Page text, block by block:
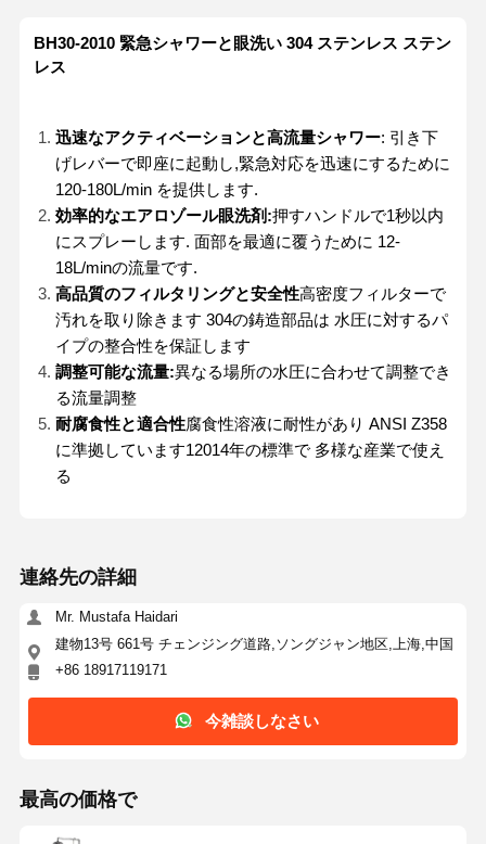
BH30-2010 緊急シャワーと眼洗い 304 ステンレス ステン
レス
迅速なアクティベーションと高流量シャワー: 引き下
げレバーで即座に起動し,緊急対応を迅速にするために
120-180L/min を提供します.
効率的なエアロゾール眼洗剤:押すハンドルで1秒以内
にスプレーします. 面部を最適に覆うために 12-
18L/minの流量です.
高品質のフィルタリングと安全性高密度フィルターで
汚れを取り除きます 304の鋳造部品は 水圧に対するパ
イプの整合性を保証します
調整可能な流量:異なる場所の水圧に合わせて調整でき
る流量調整
耐腐食性と適合性腐食性溶液に耐性があり ANSI Z358
に準拠しています12014年の標準で 多様な産業で使え
る
連絡先の詳細
Mr. Mustafa Haidari
建物13号 661号 チェンジング道路,ソングジャン地区,上海,中国
+86 18917119171
今雑談しなさい
最高の価格で